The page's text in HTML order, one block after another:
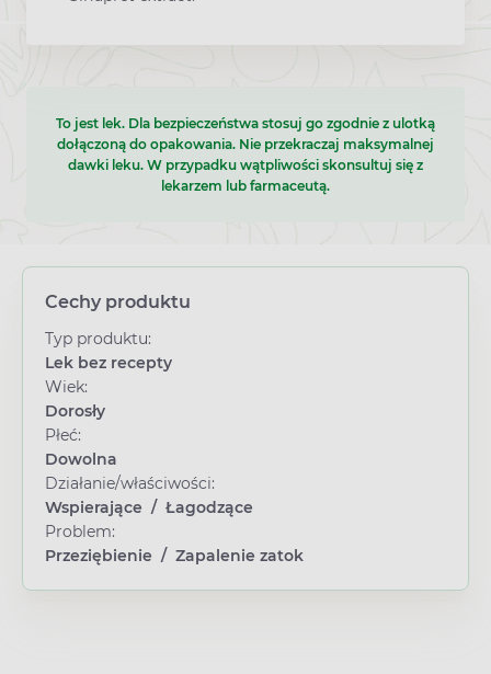
To jest lek. Dla bezpieczeństwa stosuj go zgodnie z ulotką
dołączoną do opakowania. Nie przekraczaj maksymalnej
dawki leku. W przypadku wątpliwości skonsultuj się z
lekarzem lub farmaceutą.
Cechy produktu
Typ produktu:
Lek bez recepty
Wiek:
Dorosły
Płeć:
Dowolna
Działanie/właściwości:
Wspierające / Łagodzące
Problem:
Przeziębienie / Zapalenie zatok